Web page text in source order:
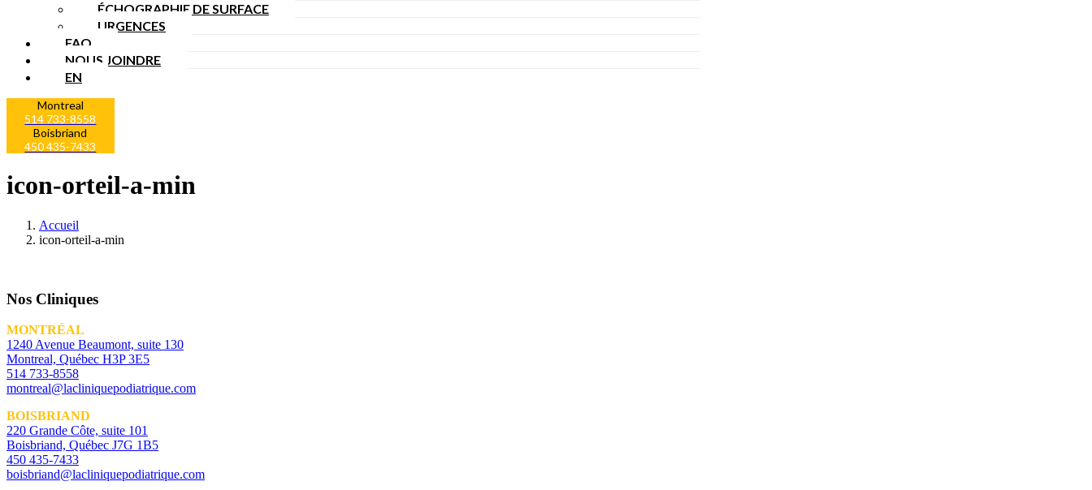
ÉCHOGRAPHIE DE SURFACE
URGENCES
FAQ
NOUS JOINDRE
EN
Montreal
514 733-8558
Boisbriand
450 435-7433
icon-orteil-a-min
Accueil
icon-orteil-a-min
Nos Cliniques
MONTRÉAL
1240 Avenue Beaumont, suite 130
Montreal, Québec H3P 3E5
514 733-8558
montreal@lacliniquepodiatrique.com
BOISBRIAND
220 Grande Côte, suite 101
Boisbriand, Québec J7G 1B5
450 435-7433
boisbriand@lacliniquepodiatrique.com